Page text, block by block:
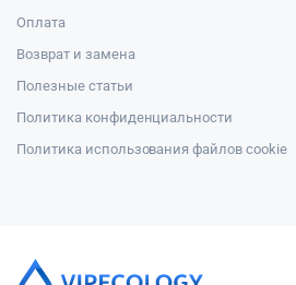
Оплата
Возврат и замена
Полезные статьи
Политика конфиденциальности
Политика использования файлов cookie